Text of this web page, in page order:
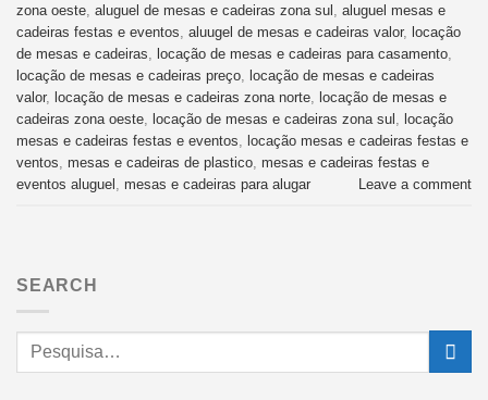
zona oeste, aluguel de mesas e cadeiras zona sul , aluguel mesas e
cadeiras festas e eventos, aluugel de mesas e cadeiras valor, locação
de mesas e cadeiras, locação de mesas e cadeiras para casamento,
locação de mesas e cadeiras preço, locação de mesas e cadeiras
valor, locação de mesas e cadeiras zona norte, locação de mesas e
cadeiras zona oeste, locação de mesas e cadeiras zona sul , locação
mesas e cadeiras festas e eventos, locação mesas e cadeiras festas e
ventos, mesas e cadeiras de plastico, mesas e cadeiras festas e
eventos aluguel , mesas e cadeiras para alugar Leave a comment
SEARCH